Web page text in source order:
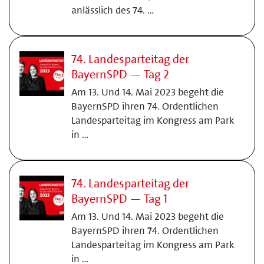
anlässlich des 74. …
74. Landesparteitag der
BayernSPD — Tag 2
Am 13. Und 14. Mai 2023 begeht die
BayernSPD ihren 74. Ordentlichen
Landesparteitag im Kongress am Park
in …
74. Landesparteitag der
BayernSPD — Tag 1
Am 13. Und 14. Mai 2023 begeht die
BayernSPD ihren 74. Ordentlichen
Landesparteitag im Kongress am Park
in …